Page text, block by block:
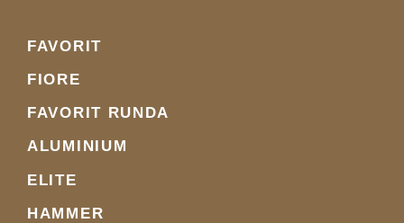
FAVORIT
FIORE
FAVORIT RUNDA
ALUMINIUM
ELITE
HAMMER